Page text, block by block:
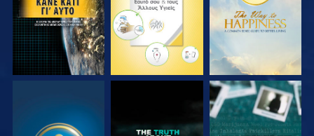
ΠΑΡΑΚΟΛΟΥΘΗΣΤΕ ΠΑΡΑΚΟΛΟΥΘΗΣΤΕ ΠΑΡΑΚΟΛΟΥΘΗΣΤΕ